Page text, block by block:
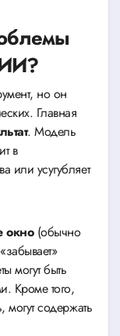
ИИ?
но он
Главная
. Модель
в
или усугубляет
окно(обычно
могут быть
Кроме того,
могут содержать